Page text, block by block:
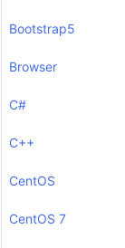
Bootstrap5
Browser
C#
C++
CentOS
CentOS 7